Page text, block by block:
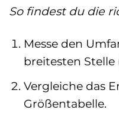
So findest du die
Messe den
breitesten Stelle
Vergleiche das
Größentabelle.